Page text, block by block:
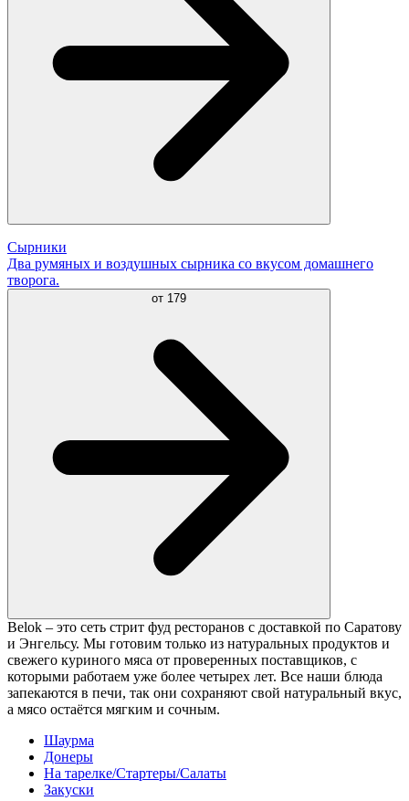
Сырники
Два румяных и воздушных сырника со вкусом домашнего
творога.
от 179
Belok – это сеть стрит фуд ресторанов с доставкой по Саратову
и Энгельсу. Мы готовим только из натуральных продуктов и
свежего куриного мяса от проверенных поставщиков, с
которыми работаем уже более четырех лет. Все наши блюда
запекаются в печи, так они сохраняют свой натуральный вкус,
а мясо остаётся мягким и сочным.
Шаурма
Донеры
На тарелке/Стартеры/Салаты
Закуски